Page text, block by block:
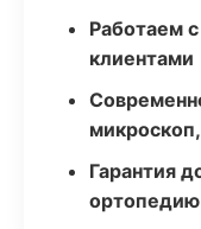
Работаем
клиентами
Гарантия
ортопедию